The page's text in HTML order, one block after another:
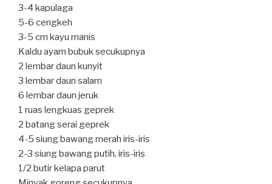
3-4 kapulaga
5-6 cengkeh
3-5 cm kayu manis
Kaldu ayam bubuk secukupnya
2 lembar daun kunyit
3 lembar daun salam
6 lembar daun jeruk
1 ruas lengkuas geprek
2 batang serai geprek
4-5 siung bawang merah iris-iris
2-3 siung bawang putih, iris-iris
1/2 butir kelapa parut